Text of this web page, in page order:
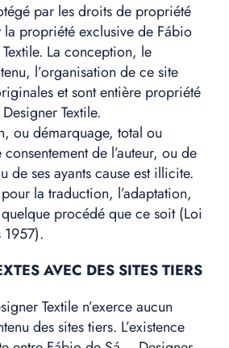
par les droits de propriété
la propriété exclusive de Fábio
La conception, le
l’organisation de ce site
et sont entière propriété
Textile.
ou démarquage, total ou
de l’auteur, ou de
de ses ayants cause est illicite.
la traduction, l’adaptation,
quelque procédé que ce soit (Loi
1957).
AVEC DES SITES TIERS
Textile n’exerce aucun
des sites tiers. L’existence